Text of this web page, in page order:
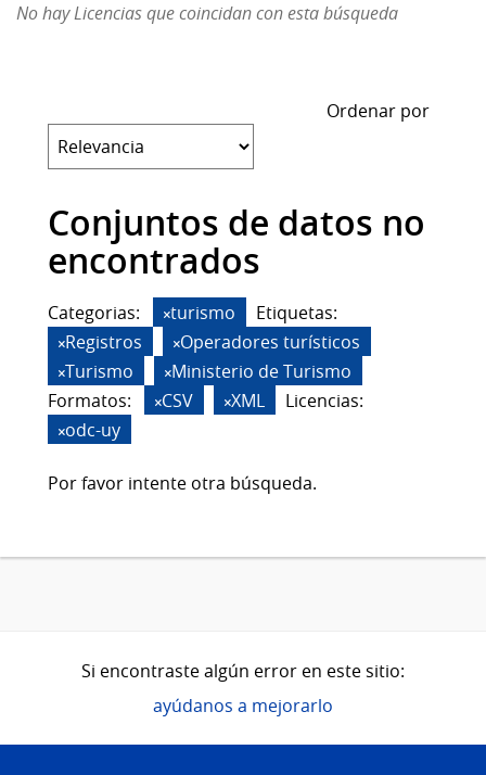
No hay Licencias que coincidan con esta búsqueda
Ordenar por
Conjuntos de datos no
encontrados
Categorias: turismo
Etiquetas:
Registros
Operadores turísticos
Turismo
Ministerio de Turismo
Formatos:
CSV XML
Licencias:
odc-uy
Por favor intente otra búsqueda.
Si encontraste algún error en este sitio:
ayúdanos a mejorarlo